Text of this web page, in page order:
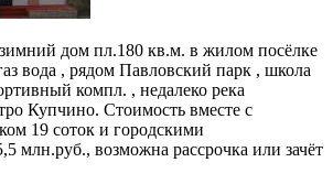
дом пл.180 кв.м. в жилом посёлке
вода , рядом Павловский парк , школа
компл. , недалеко река
Купчино. Стоимость вместе с
19 соток и городскими
млн.руб., возможна рассрочка или зачёт